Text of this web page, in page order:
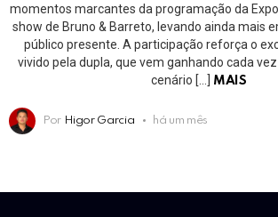
momentos marcantes da programação da
show de Bruno & Barreto, levando ainda mais
público presente. A participação reforça o
vivido pela dupla, que vem ganhando cada
cenário […] MAIS
Por Higor Garcia há um mês